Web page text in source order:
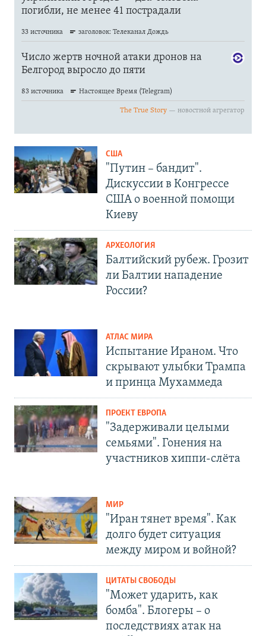
США
"Путин – бандит".
Дискуссии в Конгрессе
США о военной помощи
Киеву
АРХЕОЛОГИЯ
Балтийский рубеж. Грозит
ли Балтии нападение
России?
АТЛАС МИРА
Испытание Ираном. Что
скрывают улыбки Трампа
и принца Мухаммеда
ПРОЕКТ ЕВРОПА
"Задерживали целыми
семьями". Гонения на
участников хиппи-слёта
МИР
"Иран тянет время". Как
долго будет ситуация
между миром и войной?
ЦИТАТЫ СВОБОДЫ
"Может ударить, как
бомба". Блогеры – о
последствиях атак на